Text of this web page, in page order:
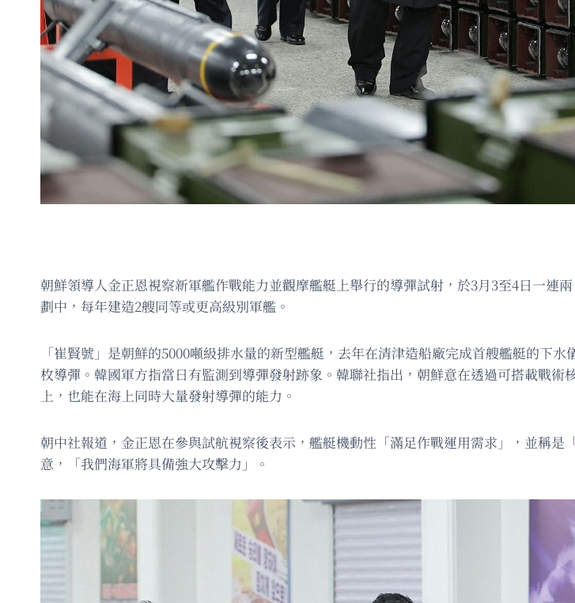
朝鮮領導人金正恩視察新軍艦作戰能力並觀摩艦艇上舉行的導彈試射，於3月3至4日一連
劃中，每年建造2艘同等或更高級別軍艦。
「崔賢號」是朝鮮的5000噸級排水量的新型艦艇，去年在清津造船廠完成首艘艦艇的下
枚導彈。韓國軍方指當日有監測到導彈發射跡象。韓聯社指出，朝鮮意在透過可搭載戰
上，也能在海上同時大量發射導彈的能力。
朝中社報道，金正恩在參與試航視察後表示，艦艇機動性「滿足作戰運用需求」，並稱
意，「我們海軍將具備強大攻擊力」。